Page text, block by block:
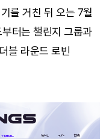
를 거친 뒤 오는 7월
터는 챌린지 그룹과
블 라운드 로빈